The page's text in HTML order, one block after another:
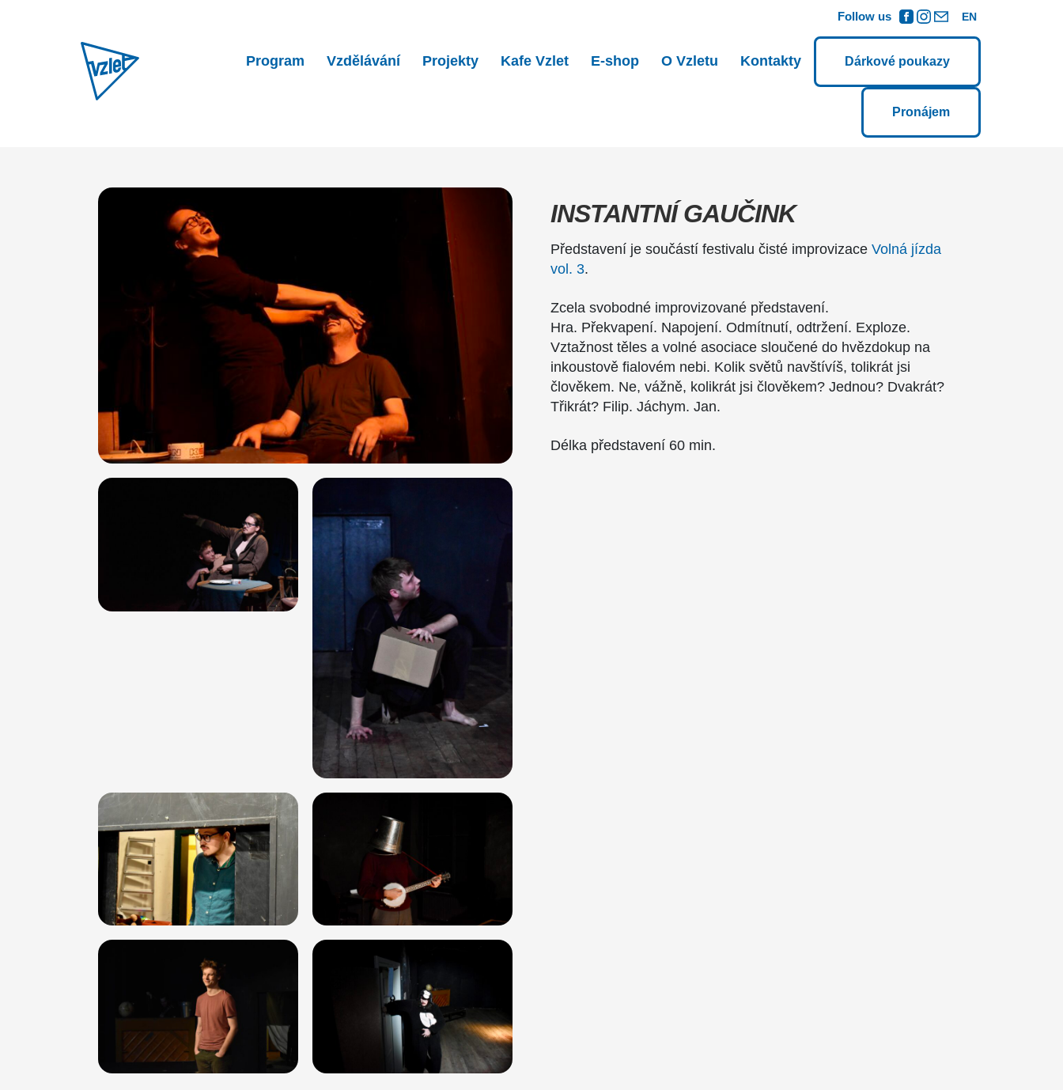
Follow us EN
Program Vzdělávání Projekty Kafe Vzlet E-shop O Vzletu Kontakty Dárkové poukazy
Pronájem
INSTANTNÍ GAUČINK
Představení je součástí festivalu čisté improvizace Volná jízda
vol. 3.
Zcela svobodné improvizované představení.
Hra. Překvapení. Napojení. Odmítnutí, odtržení. Exploze.
Vztažnost těles a volné asociace sloučené do hvězdokup na
inkoustově fialovém nebi. Kolik světů navštívíš, tolikrát jsi
člověkem. Ne, vážně, kolikrát jsi člověkem? Jednou? Dvakrát?
Třikrát? Filip. Jáchym. Jan.
Délka představení 60 min.